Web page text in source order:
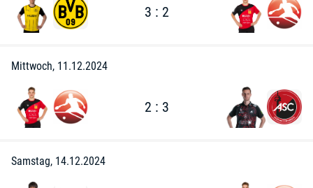
3 : 2
Mittwoch, 11.12.2024
2 : 3
Samstag, 14.12.2024